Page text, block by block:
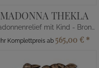
MADONNA THEKLA
Madonnenrelief mit Kind - Bronze/Alu
Ihr Komplettpreis ab 565,00 € *